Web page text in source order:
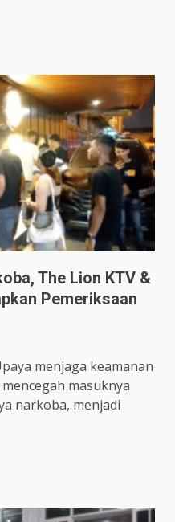
The Lion KTV &
Pemeriksaan
menjaga keamanan
masuknya
narkoba, menjadi